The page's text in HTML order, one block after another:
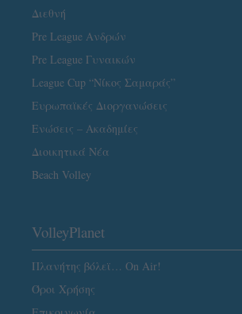
Διεθνή
Pre League Ανδρών
Pre League Γυναικών
League Cup “Νίκος Σαμαράς”
Ευρωπαϊκές Διοργανώσεις
Ενώσεις – Ακαδημίες
Διοικητικά Νέα
Beach Volley
VolleyPlanet
Πλανήτης βόλεϊ… On Air!
Όροι Χρήσης